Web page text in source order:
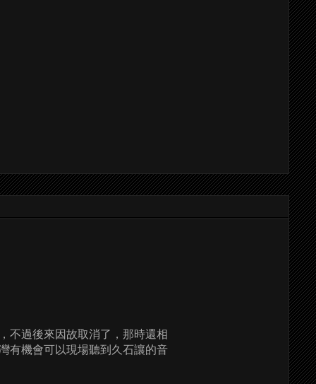
不過後來因故取消了，那時還相
有機會可以現場聽到久石讓的音